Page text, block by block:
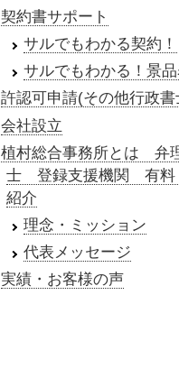
契約書サポート
サルでもわかる契約！
サルでもわかる！景
許認可申請(その他行政書
会社設立
植村総合事務所とは 弁
士 登録支援機関 有料
紹介
理念・ミッション
代表メッセージ
実績・お客様の声